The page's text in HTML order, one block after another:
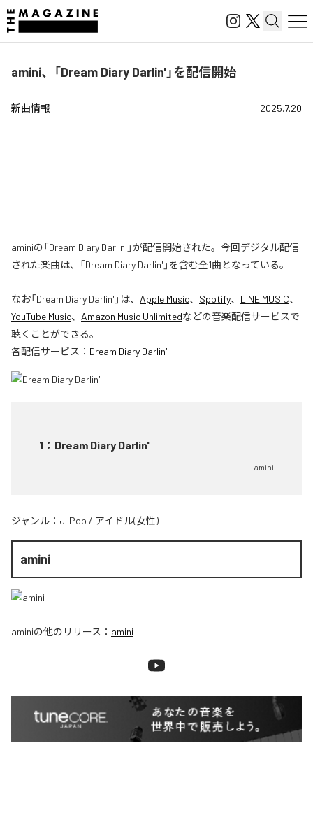
amini、「Dream Diary Darlin'」を配信開始
新曲情報 2025.7.20
aminiの「Dream Diary Darlin'」が配信開始された。今回デジタル配信
された楽曲は、「Dream Diary Darlin'」を含む全1曲となっている。
なお「Dream Diary Darlin' 」は、 Apple Music、 Spotify、 LINE MUSIC、
YouTube Music、 Amazon Music Unlimitedなどの音楽配信サービスで
聴くことができる。
各配信サービス： Dream Diary Darlin'
1 ： Dream Diary Darlin'
amini
ジャンル： J-Pop / アイドル(女性)
amini
aminiの他のリリース： amini